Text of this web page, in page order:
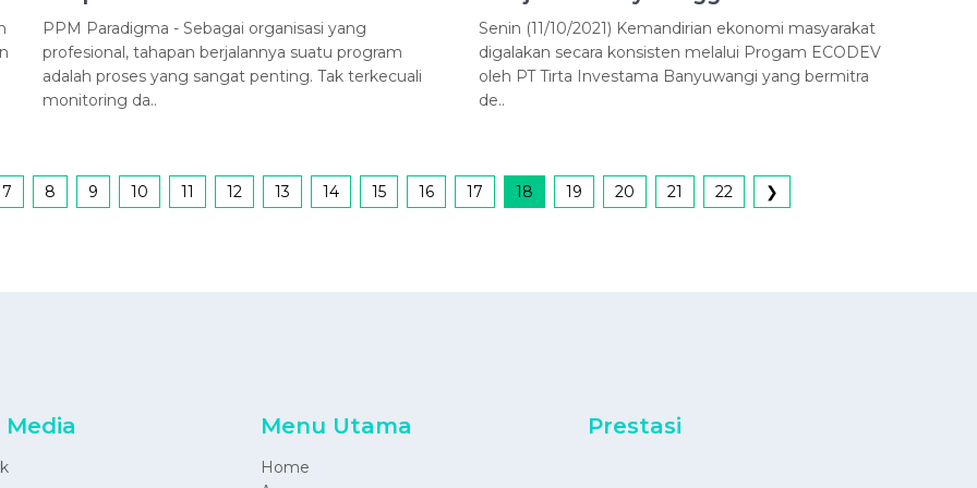
PPM Paradigma - Sebagai organisasi yang
profesional, tahapan berjalannya suatu program
adalah proses yang sangat penting. Tak terkecuali
monitoring da..
Senin (11/10/2021) Kemandirian ekonomi masyarakat
digalakan secara konsisten melalui Progam ECODEV
oleh PT Tirta Investama Banyuwangi yang bermitra
de..
7 8 9 10 11 12 13 14 15 16 17 18 19 20 21 22 ❯
Media Menu Utama
Home
Prestasi